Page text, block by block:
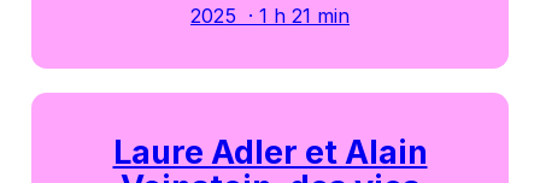
2025 · 1 h 21 min
Laure Adler et Alain